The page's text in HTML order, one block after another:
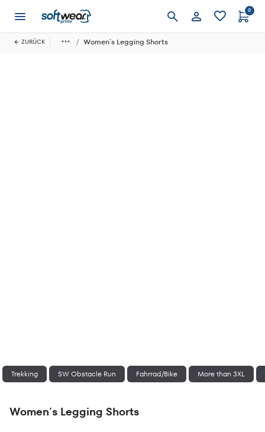
Anmelden
0
ZURÜCK Women´s Legging Shorts
Trekking SW Obstacle Run Fahrrad/Bike More than 3XL
Women´s Legging Shorts